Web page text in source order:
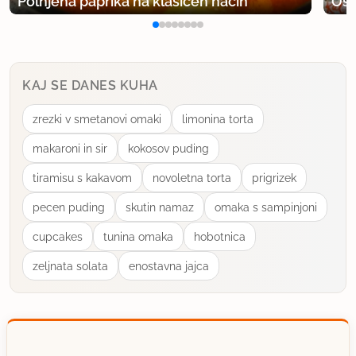
dalo naredit tudi tako.Tisti,ki imate aparat,pa le
slivovi cmoki
član od 2012 444 sporočil
26.2.2014 ob 23:48
Ko sem delala koruzne cmoke z ajdovim
nadevom, mi je ajdova kaša ostala. Saj Marta mi je
kar mikavne recepte ponudila, kje bi kašo lahko
porabila. A sem se odločila, da pripravim kar sem si
na začetku zaželela, kruh.
KAJ SE DANES KUHA
zrezki v smetanovi omaki limonina torta
makaroni in sir kokosov puding
tiramisu s kakavom novoletna torta prigrizek
pecen puding skutin namaz omaka s sampinjoni
cupcakes tunina omaka hobotnica
zeljnata solata enostavna jajca